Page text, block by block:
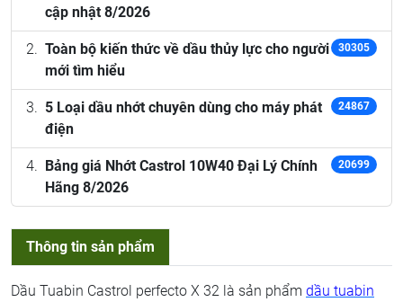
cập nhật 8/2026
Toàn bộ kiến thức về dầu thủy lực cho người
mới tìm hiểu
30305
5 Loại dầu nhớt chuyên dùng cho máy phát
điện
24867
Bảng giá Nhớt Castrol 10W40 Đại Lý Chính
Hãng 8/2026
20699
Thông tin sản phẩm
Dầu Tuabin Castrol perfecto X 32 là sản phẩm dầu tuabin